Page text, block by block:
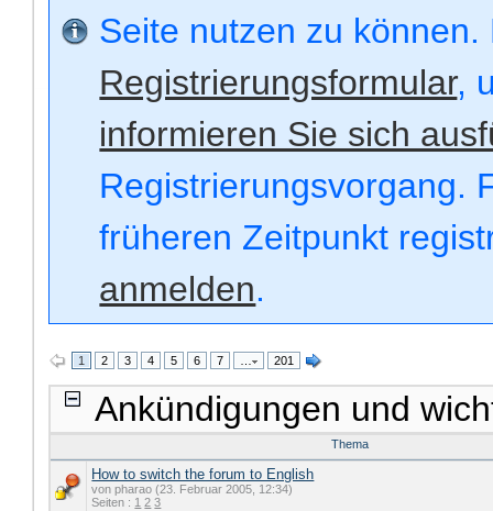
Seite nutzen zu
Registrierungsformular,
informieren Sie sich
Registrierungsvorgang.
früheren Zeitpunkt
anmelden.
1 2 3 4 5 6 7 … 201
Ankündigungen und
Thema
How to switch the forum to English
von pharao (23. Februar 2005, 12:34)
Seiten : 1 2 3